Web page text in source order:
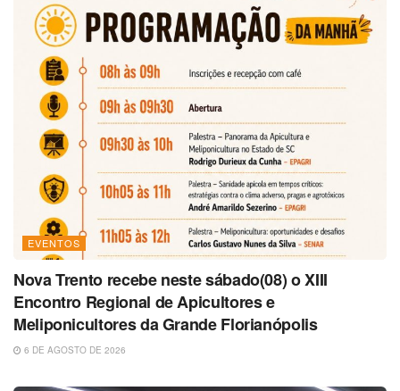
EVENTOS
Nova Trento recebe neste sábado(08) o XIII
Encontro Regional de Apicultores e
Meliponicultores da Grande Florianópolis
6 DE AGOSTO DE 2026